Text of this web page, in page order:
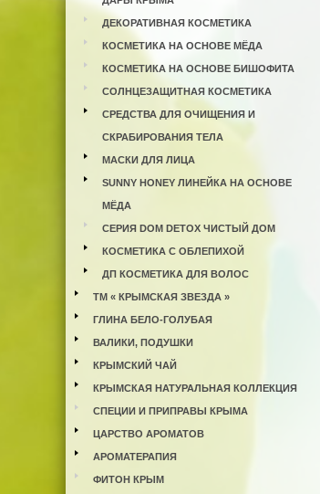
ДЕКОРАТИВНАЯ КОСМЕТИКА
КОСМЕТИКА НА ОСНОВЕ МЁДА
КОСМЕТИКА НА ОСНОВЕ БИШОФИТА
СОЛНЦЕЗАЩИТНАЯ КОСМЕТИКА
СРЕДСТВА ДЛЯ ОЧИЩЕНИЯ И
СКРАБИРОВАНИЯ ТЕЛА
МАСКИ ДЛЯ ЛИЦА
SUNNY HONEY ЛИНЕЙКА НА ОСНОВЕ
МЁДА
СЕРИЯ DOM DETOX ЧИСТЫЙ ДОМ
КОСМЕТИКА С ОБЛЕПИХОЙ
ДП КОСМЕТИКА ДЛЯ ВОЛОС
ТМ « КРЫМСКАЯ ЗВЕЗДА »
ГЛИНА БЕЛО-ГОЛУБАЯ
ВАЛИКИ, ПОДУШКИ
КРЫМСКИЙ ЧАЙ
КРЫМСКАЯ НАТУРАЛЬНАЯ КОЛЛЕКЦИЯ
СПЕЦИИ И ПРИПРАВЫ КРЫМА
ЦАРСТВО АРОМАТОВ
АРОМАТЕРАПИЯ
ФИТОН КРЫМ